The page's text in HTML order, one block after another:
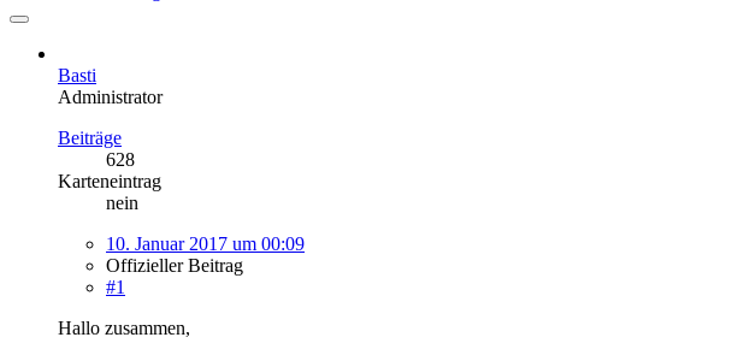
Basti
Administrator
Beiträge
628
Karteneintrag
nein
10. Januar 2017 um 00:09
Offizieller Beitrag
#1
Hallo zusammen,